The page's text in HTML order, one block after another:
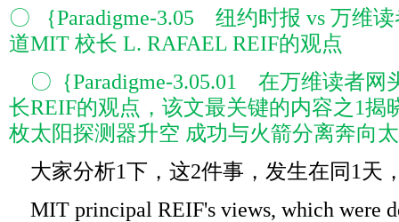
〇 ｛Paradigme-3.05 纽约时报 vs 万维
道MIT 校长 L. RAFAEL REIF的观点
〇｛Paradigme-3.05.01 在万维读者网
长REIF的观点，该文最关键的内容之1揭
枚太阳探测器升空 成功与火箭分离奔向
大家分析1下，这2件事，发生在同1天
MIT principal REIF's views, which were